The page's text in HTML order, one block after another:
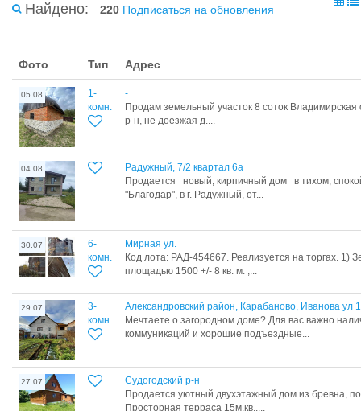
Найдено: 220 Подписаться на обновления
Фото Тип Адрес
05.08
1-
комн.
-
Продам земельный участок 8 соток Владимирская
р-н, не доезжая д....
04.08
Радужный, 7/2 квартал 6а
Продается новый, кирпичный дом в тихом,
"Благодар", в г. Радужный, от...
30.07
6-
комн.
Мирная ул.
Код лота: РАД-454667. Реализуется на торгах. 1)
площадью 1500 +/- 8 кв. м. ,...
29.07
3-
комн.
Александровский район, Карабаново, Иванова ул
Мечтаете о загородном доме? Для вас важно
коммуникаций и хорошие подъездные...
27.07
Судогодский р-н
Продается уютный двухэтажный дом из бревна,
Просторная терраса 15м.кв.,...